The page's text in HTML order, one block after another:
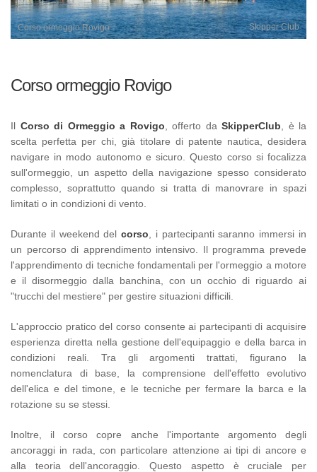
Corso ormeggio Rovigo Skipper Club
Corso ormeggio Rovigo
Il Corso di Ormeggio a Rovigo , offerto da SkipperClub , è la
scelta perfetta per chi, già titolare di patente nautica, desidera
navigare in modo autonomo e sicuro. Questo corso si focalizza
sull'ormeggio, un aspetto della navigazione spesso considerato
complesso, soprattutto quando si tratta di manovrare in spazi
limitati o in condizioni di vento.
Durante il weekend delcorso , i partecipanti saranno immersi in
un percorso di apprendimento intensivo. Il programma prevede
l'apprendimento di tecniche fondamentali per l'ormeggio a motore
e il disormeggio dalla banchina, con un occhio di riguardo ai
"trucchi del mestiere" per gestire situazioni difficili.
L'approccio pratico del corso consente ai partecipanti di acquisire
esperienza diretta nella gestione dell'equipaggio e della barca in
condizioni reali. Tra gli argomenti trattati, figurano la
nomenclatura di base, la comprensione dell'effetto evolutivo
dell'elica e del timone, e le tecniche per fermare la barca e la
rotazione su se stessi.
Inoltre, il corso copre anche l'importante argomento degli
ancoraggi in rada, con particolare attenzione ai tipi di ancore e
alla teoria dell'ancoraggio. Questo aspetto è cruciale per